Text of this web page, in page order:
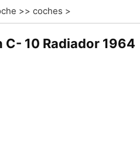
>>coches >
10 Radiador 1964